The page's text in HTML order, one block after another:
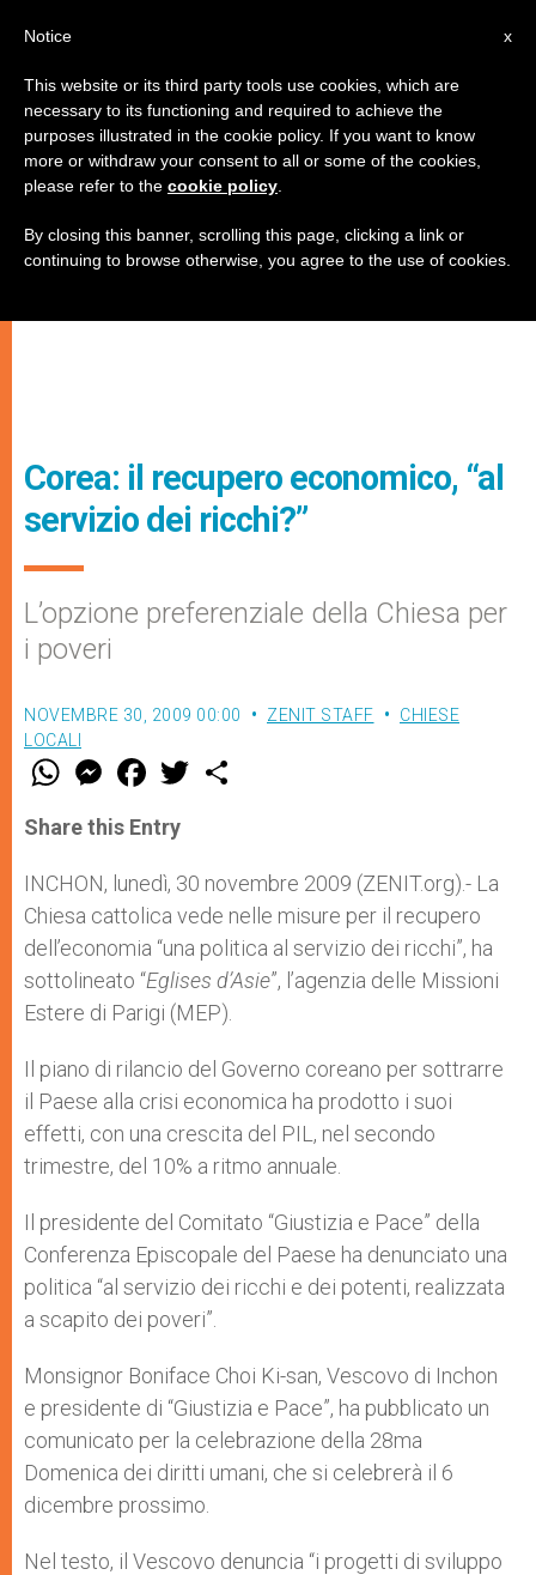
Corea: il recupero economico, “al
servizio dei ricchi?”
L’opzione preferenziale della Chiesa per
i poveri
NOVEMBRE 30, 2009 00:00 ZENIT STAFF
CHIESE
LOCALI
W
t
s
p
p
M
e
s
e
g
e
r
F
a
e
b
o
k
w
r
Share this Entry
INCHON, lunedì, 30 novembre 2009 (ZENIT.org).- La
Chiesa cattolica vede nelle misure per il recupero
dell’economia “una politica al servizio dei ricchi”, ha
sottolineato “Eglises d’Asie”, l’agenzia delle Missioni
Estere di Parigi (MEP).
Il piano di rilancio del Governo coreano per sottrarre
il Paese alla crisi economica ha prodotto i suoi
effetti, con una crescita del PIL, nel secondo
trimestre, del 10% a ritmo annuale.
Il presidente del Comitato “Giustizia e Pace” della
Conferenza Episcopale del Paese ha denunciato una
politica “al servizio dei ricchi e dei potenti, realizzata
a scapito dei poveri”.
Monsignor Boniface Choi Ki-san, Vescovo di Inchon
e presidente di “Giustizia e Pace”, ha pubblicato un
comunicato per la celebrazione della 28ma
Domenica dei diritti umani, che si celebrerà il 6
dicembre prossimo.
Nel testo, il Vescovo denuncia “i progetti di sviluppo
x
Notice
This website or its third party tools use cookies, which are
necessary to its functioning and required to achieve the
purposes illustrated in the cookie policy. If you want to know
more or withdraw your consent to all or some of the cookies,
please refer to the cookie policy
By closing this banner, scrolling this page, clicking a link or
continuing to browse otherwise, you agree to the use of cookies.